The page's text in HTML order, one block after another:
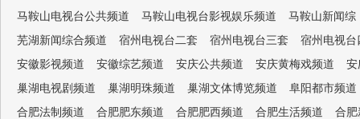
马鞍山电视台公共频道
马鞍山电视台影视娱乐频道
马鞍山新闻综
芜湖新闻综合频道
宿州电视台二套 宿州电视台三套
宿州电视台
安徽影视频道
安徽综艺频道 安庆公共频道 安庆黄梅戏频道
安
巢湖电视剧频道
巢湖明珠频道 巢湖文体博览频道
阜阳都市频道
合肥法制频道
合肥肥东频道 合肥肥西频道 合肥生活频道
合肥